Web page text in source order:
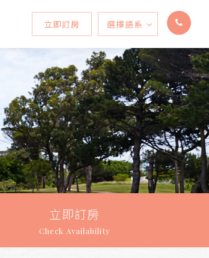
立即訂房 選擇語系
Select Language
立即訂房
Check Availability